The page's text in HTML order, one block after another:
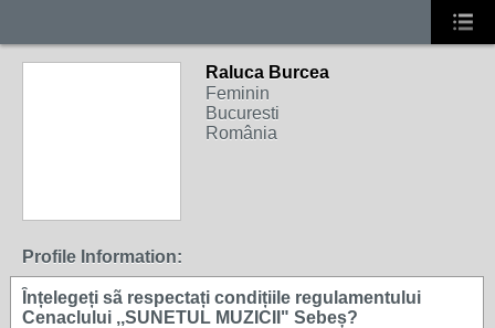
Raluca Burcea
Feminin
Bucuresti
România
Profile Information:
Ȋnțelegeți sã respectați condițiile regulamentului
Cenaclului ,,SUNETUL MUZICII" Sebeș?